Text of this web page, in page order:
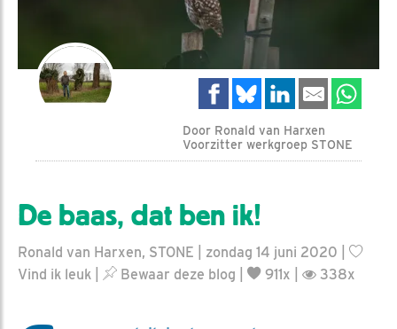
Door Ronald van Harxen
Voorzitter werkgroep STONE
De baas, dat ben ik!
Ronald van Harxen, STONE | zondag 14 juni 2020 |
Vind ik leuk
Bewaar deze blog 911x | 338x